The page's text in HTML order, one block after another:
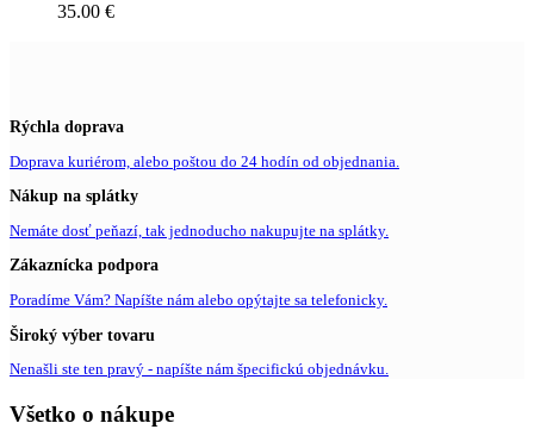
35.00 €
Rýchla doprava
Doprava kuriérom, alebo poštou do 24 hodín od objednania.
Nákup na splátky
Nemáte dosť peňazí, tak jednoducho nakupujte na splátky.
Zákaznícka podpora
Poradíme Vám? Napíšte nám alebo opýtajte sa telefonicky.
Široký výber tovaru
Nenašli ste ten pravý - napíšte nám špecifickú objednávku.
Všetko o nákupe